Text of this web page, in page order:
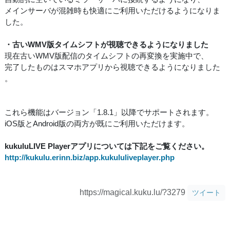
メインサーバが混雑時も快適にご利用いただけるようになりま
した。
・古いWMV版タイムシフトが視聴できるようになりました
現在古いWMV版配信のタイムシフトの再変換を実施中で、
完了したものはスマホアプリから視聴できるようになりました
。
これら機能はバージョン「1.8.1」以降でサポートされます。
iOS版とAndroid版の両方が既にご利用いただけます。
kukuluLIVE Playerアプリについては下記をご覧ください。
http://kukulu.erinn.biz/app.kukululiveplayer.php
https://magical.kuku.lu/?3279 ツイート